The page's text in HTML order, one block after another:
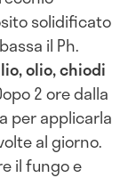
solidificato
il Ph.
olio, chiodi
2 ore dalla
per applicarla
al giorno.
il fungo e